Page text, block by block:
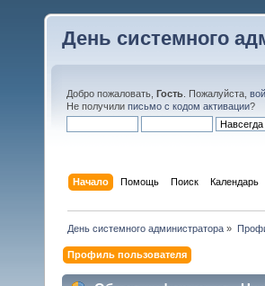
День системного
Добро пожаловать, Гость . Пожалуйста,
Не получили письмо с кодом активации?
Начало Помощь Поиск Календарь
День системного администратора »
Профиль пользователя